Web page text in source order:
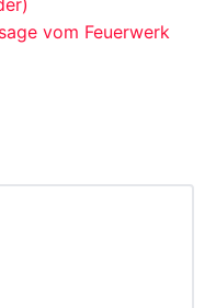
vom Feuerwerk